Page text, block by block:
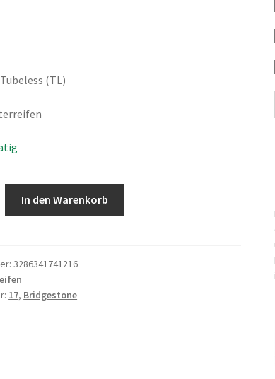
Tubeless (TL)
In den Warenkorb
3286341741216
17, Bridgestone